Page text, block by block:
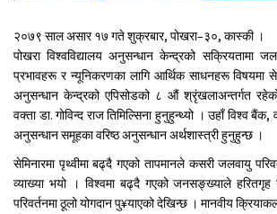
२०७९ साल असार १७ गते शुक्रबार, पोखरा–३०, कास्की ।
पोखरा विश्वविद्यालय अनुसन्धान केन्द्रको सक्रियतामा
प्रभावहरू र न्यूनिकरणका लागि आर्थिक साधनहरू विषयमा
अनुसन्धान केन्द्रको एपिसोडको ८ औं श्रृंखलाअन्तर्गत
वक्ता डा. गोविन्द राज तिमिल्सिना हुनुहुन्थ्यो । उहाँ विश्व
अनुसन्धान समूहका वरिष्ठ अनुसन्धान अर्थशास्त्री हुनुहुन्छ ।
सेमिनारमा पृथ्वीमा बढ्दै गएको तापमानले कसरी जलवायु
व्याख्या भयो । विश्वमा बढ्दै गएको जनसङ्ख्याले
परिवर्तनमा ठूलो योगदान पु¥याएको देखिन्छ । मानवीय